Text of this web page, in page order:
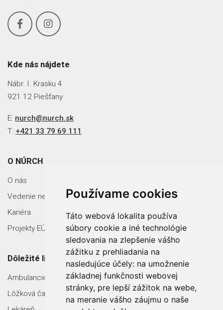
Používame cookies
Táto webová lokalita používa
súbory cookie a iné technológie
sledovania na zlepšenie vášho
zážitku z prehliadania na
nasledujúce účely: na umožnenie
základnej funkčnosti webovej
stránky, pre lepší zážitok na webe,
na meranie vášho záujmu o naše
Kde nás nájdete
Nábr. I. Krasku 4
921 12 Piešťany
E: nurch@nurch.sk
T: +421 33 79 69 111
O NÚRCH
O nás
Vedenie nemocnice
Kariéra
Projekty EÚ
Dôležité linky
Ambulancie
Lôžková časť